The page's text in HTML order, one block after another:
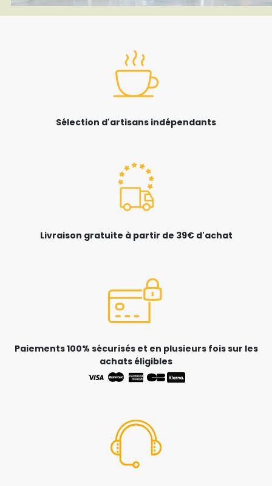
Sélection d'artisans indépendants
Livraison gratuite à partir de 39€ d'achat
Paiements 100% sécurisés et en plusieurs fois sur les
achats éligibles